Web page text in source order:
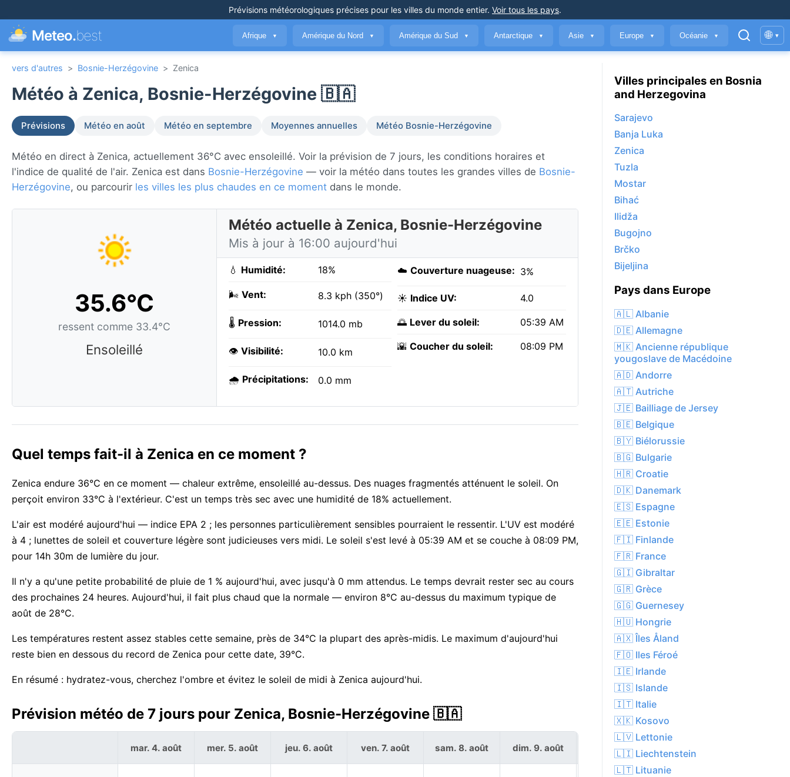
Prévisions météorologiques précises pour les villes du monde entier. Voir tous les pays.
Meteo.best Afrique ▼ Amérique du Nord ▼ Amérique du Sud ▼ Antarctique ▼ Asie ▼ Europe ▼ Océanie ▼ 🌐 ▾
vers d'autres > Bosnie-Herzégovine > Zenica
Météo à Zenica, Bosnie-Herzégovine 🇧🇦
Prévisions Météo en août Météo en septembre Moyennes annuelles Météo Bosnie-Herzégovine
Météo en direct à Zenica, actuellement 36°C avec ensoleillé. Voir la prévision de 7 jours, les conditions horaires et
l'indice de qualité de l'air. Zenica est dans Bosnie-Herzégovine — voir la météo dans toutes les grandes villes de Bosnie-
Herzégovine, ou parcourir les villes les plus chaudes en ce moment dans le monde.
35.6°C
ressent comme 33.4°C
Ensoleillé
Météo actuelle à Zenica, Bosnie-Herzégovine
Mis à jour à 16:00 aujourd'hui
💧 Humidité: 18%
🌬️ Vent: 8.3 kph (350°)
🌡️ Pression: 1014.0 mb
👁️ Visibilité: 10.0 km
🌧️ Précipitations: 0.0 mm
☁️ Couverture nuageuse: 3%
☀️ Indice UV: 4.0
🌅 Lever du soleil: 05:39 AM
🌇 Coucher du soleil: 08:09 PM
Quel temps fait-il à Zenica en ce moment ?
Zenica endure 36°C en ce moment — chaleur extrême, ensoleillé au-dessus. Des nuages fragmentés atténuent le soleil. On
perçoit environ 33°C à l'extérieur. C'est un temps très sec avec une humidité de 18% actuellement.
L'air est modéré aujourd'hui — indice EPA 2 ; les personnes particulièrement sensibles pourraient le ressentir. L'UV est modéré
à 4 ; lunettes de soleil et couverture légère sont judicieuses vers midi. Le soleil s'est levé à 05:39 AM et se couche à 08:09 PM,
pour 14h 30m de lumière du jour.
Il n'y a qu'une petite probabilité de pluie de 1 % aujourd'hui, avec jusqu'à 0 mm attendus. Le temps devrait rester sec au cours
des prochaines 24 heures. Aujourd'hui, il fait plus chaud que la normale — environ 8°C au-dessus du maximum typique de
août de 28°C.
Les températures restent assez stables cette semaine, près de 34°C la plupart des après-midis. Le maximum d'aujourd'hui
reste bien en dessous du record de Zenica pour cette date, 39°C.
En résumé : hydratez-vous, cherchez l'ombre et évitez le soleil de midi à Zenica aujourd'hui.
Prévision météo de 7 jours pour Zenica, Bosnie-Herzégovine 🇧🇦
mar. 4. août mer. 5. août jeu. 6. août ven. 7. août sam. 8. août dim. 9. août lun. 10. août
Villes principales en Bosnia
and Herzegovina
Sarajevo
Banja Luka
Zenica
Tuzla
Mostar
Bihać
Ilidža
Bugojno
Brčko
Bijeljina
Pays dans Europe
🇦🇱 Albanie
🇩🇪 Allemagne
🇲🇰 Ancienne république
yougoslave de Macédoine
🇦🇩 Andorre
🇦🇹 Autriche
🇯🇪 Bailliage de Jersey
🇧🇪 Belgique
🇧🇾 Biélorussie
🇧🇬 Bulgarie
🇭🇷 Croatie
🇩🇰 Danemark
🇪🇸 Espagne
🇪🇪 Estonie
🇫🇮 Finlande
🇫🇷 France
🇬🇮 Gibraltar
🇬🇷 Grèce
🇬🇬 Guernesey
🇭🇺 Hongrie
🇦🇽 Îles Åland
🇫🇴 Iles Féroé
🇮🇪 Irlande
🇮🇸 Islande
🇮🇹 Italie
🇽🇰 Kosovo
🇱🇻 Lettonie
🇱🇮 Liechtenstein
🇱🇹 Lituanie